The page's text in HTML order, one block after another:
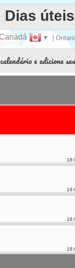
▼ |
Dias úteis
e adicione